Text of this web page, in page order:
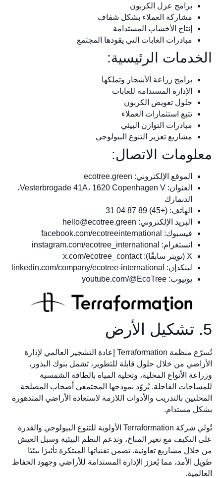
برامج عزل الكربون
مشاركة العملاء بشكل شفاف
إنتاج الأخشاب المستدامة
مبادرات الغابات التي يقودها المجتمع
الخدمات الرئيسية:
برامج زراعة الأشجار وتملكها
الإدارة المستدامة للغابات
حلول تعويض الكربون
تتبع استثمارات العملاء
مبادرات التوازن البيئي
مشاريع تعزيز التنوع البيولوجي
معلومات الاتصال:
الموقع الإلكتروني: ecotree.green
العنوان: Vesterbrogade 41A، 1620 Copenhagen V،
الدنمارك
الهاتف: (+45) 89 87 04 31
البريد الإلكتروني: hello@ecotree.green
فيسبوك: facebook.com/ecotreeinternational
انستغرام: instagram.com/ecotree_international
X (تويتر سابقًا): x.com/ecotree_contact
لينكدإن: linkedin.com/company/ecotree-international
يوتيوب: youtube.com/@EcoTree
5. تشكيل الأرض
تُسرّع منظمة Terraformation إعادة التشجير العالمي لإدارة
الأراضي من خلال حلول قابلة للتطوير، تشمل بنوك البذور،
وزراعة الأنواع المحلية، وتحلية المياه بالطاقة الشمسية
للمساحات القاحلة. يُزوّد نموذجها المجتمعي أصحاب المصلحة
المحليين بالتدريب والأدوات اللازمة لاستعادة الأراضي المتدهورة
بشكل مستدام.
تُولي شركة Terraformation الأولوية للتنوع البيولوجي والقدرة
على التكيف مع تغير المناخ، وتدعم النظم البيئية وسبل العيش
من خلال مشاريع تعاونية. تضمن تقنياتها المبتكرة تأثيرًا بيئيًا
طويل الأمد، مما يُعزز الإدارة المستدامة للأراضي وجهود الحفاظ
العالمية.